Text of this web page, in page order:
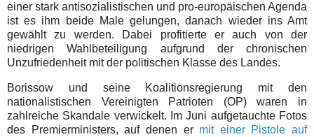
einer stark antisozialistischen und pro-europäischen Agenda
ist es ihm beide Male gelungen, danach wieder ins Amt
gewählt zu werden. Dabei profitierte er auch von der
niedrigen Wahlbeteiligung aufgrund der chronischen
Unzufriedenheit mit der politischen Klasse des Landes.
Borissow und seine Koalitionsregierung mit den
nationalistischen Vereinigten Patrioten (OP) waren in
zahlreiche Skandale verwickelt. Im Juni aufgetauchte Fotos
des Premierministers, auf denen er mit einer Pistole auf